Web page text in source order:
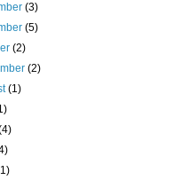
(3)
(5)
(2)
(2)
(1)